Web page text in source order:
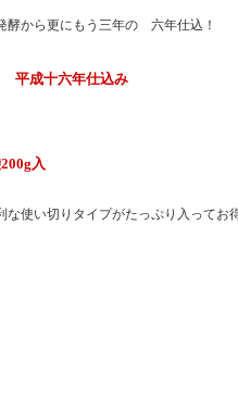
酵から更にもう三年の 六年仕込！
平成十六年仕込み
入
な使い切りタイプがたっぷり入ってお